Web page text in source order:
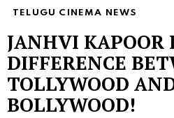
TELUGU CINEMA NEWS
JANHVI KAPOOR
DIFFERENCE
TOLLYWOOD
BOLLYWOOD!